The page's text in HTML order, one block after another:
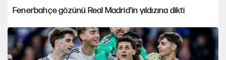
Fenerbahçe gözünü Real Madrid'in yıldızına dikti